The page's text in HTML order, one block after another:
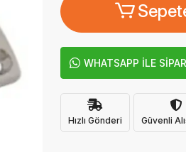
WHATSAPP İLE
Hızlı Gönderi Güvenli